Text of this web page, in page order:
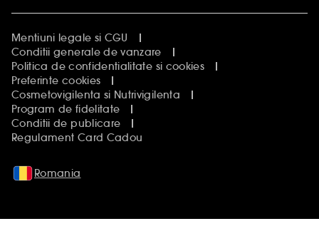
Mentiuni legale si CGU
Conditii generale de vanzare
Politica de confidentialitate si cookies
Preferinte cookies
Cosmetovigilenta si Nutrivigilenta
Program de fidelitate
Conditii de publicare
Regulament Card Cadou
Romania